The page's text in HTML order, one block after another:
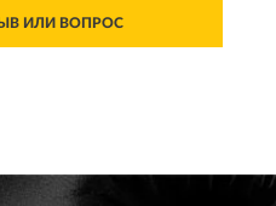
ИЛИ ВОПРОС